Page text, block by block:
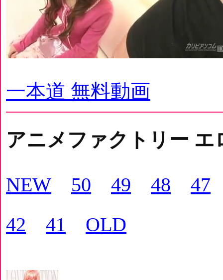
一本道 無料動画
アニメファクトリー
NEW
50 49 48
47
42
41 OLD